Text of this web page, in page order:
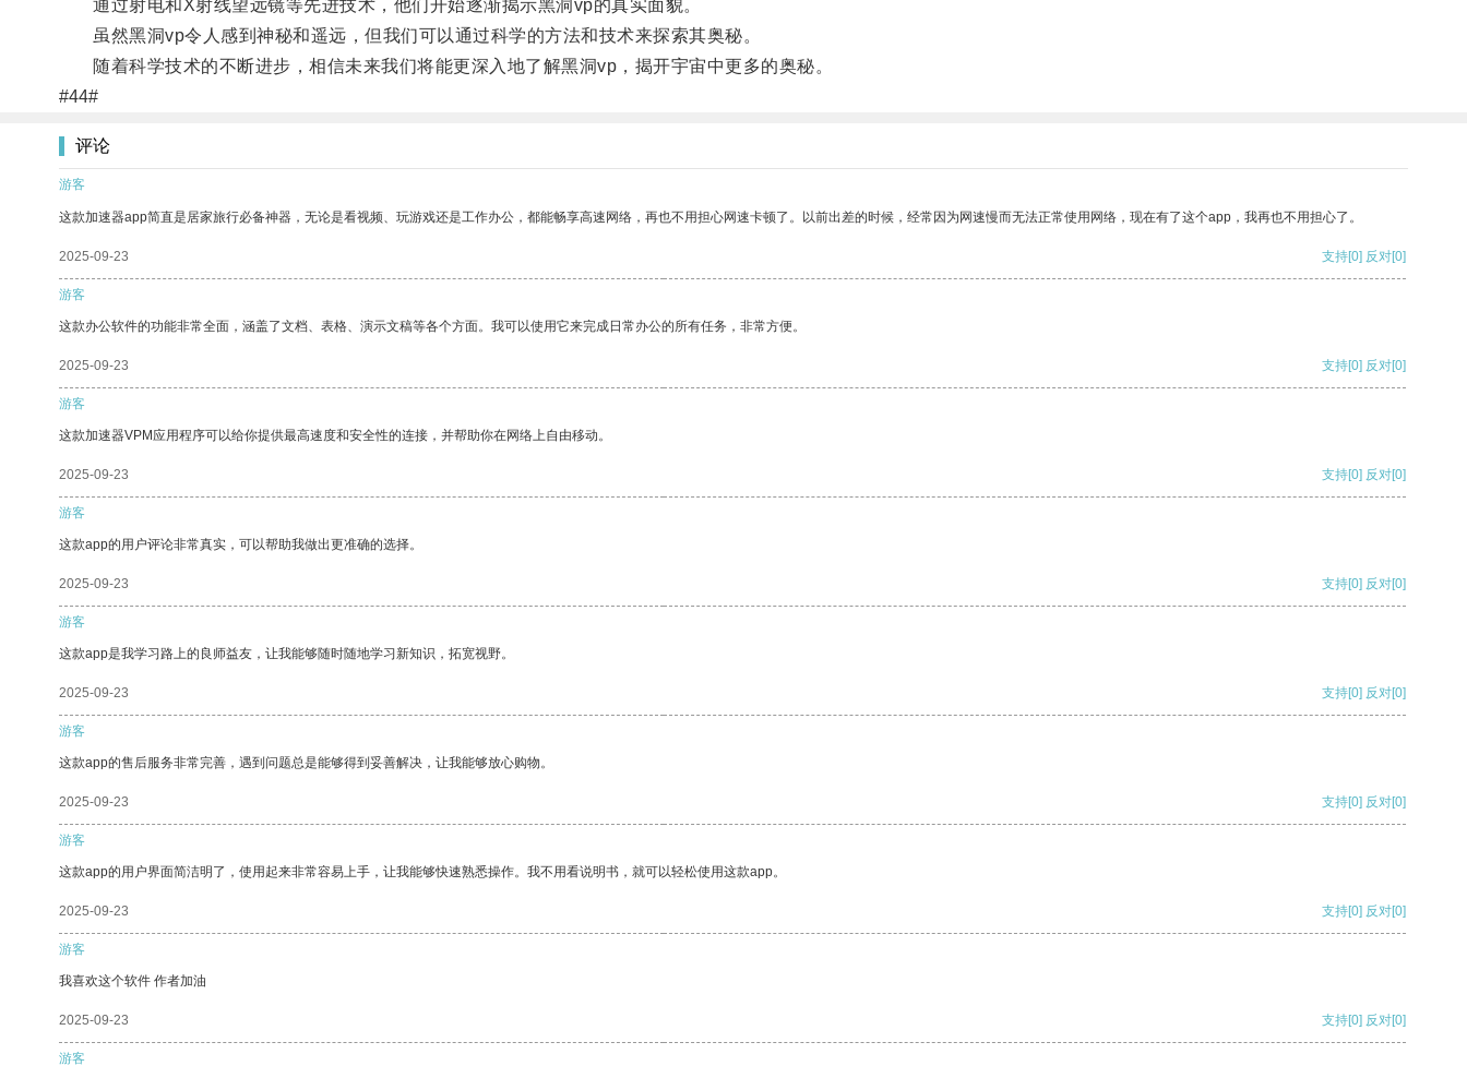
通过射电和X射线望远镜等先进技术，他们开始逐渐揭示黑洞vp的真实面貌。
虽然黑洞vp令人感到神秘和遥远，但我们可以通过科学的方法和技术来探索其奥秘。
随着科学技术的不断进步，相信未来我们将能更深入地了解黑洞vp，揭开宇宙中更多的奥秘。
#44#
评论
游客
这款加速器app简直是居家旅行必备神器，无论是看视频、玩游戏还是工作办公，都能畅享高速网络，再也不用担心网速卡顿了。以前出差的时候，经常因为网速慢而无法正常使用网络，现在有了这个app，我再也不用担心了。
2025-09-23 支持[0] 反对[0]
游客
这款办公软件的功能非常全面，涵盖了文档、表格、演示文稿等各个方面。我可以使用它来完成日常办公的所有任务，非常方便。
2025-09-23 支持[0] 反对[0]
游客
这款加速器VPM应用程序可以给你提供最高速度和安全性的连接，并帮助你在网络上自由移动。
2025-09-23 支持[0] 反对[0]
游客
这款app的用户评论非常真实，可以帮助我做出更准确的选择。
2025-09-23 支持[0] 反对[0]
游客
这款app是我学习路上的良师益友，让我能够随时随地学习新知识，拓宽视野。
2025-09-23 支持[0] 反对[0]
游客
这款app的售后服务非常完善，遇到问题总是能够得到妥善解决，让我能够放心购物。
2025-09-23 支持[0] 反对[0]
游客
这款app的用户界面简洁明了，使用起来非常容易上手，让我能够快速熟悉操作。我不用看说明书，就可以轻松使用这款app。
2025-09-23 支持[0] 反对[0]
游客
我喜欢这个软件 作者加油
2025-09-23 支持[0] 反对[0]
游客